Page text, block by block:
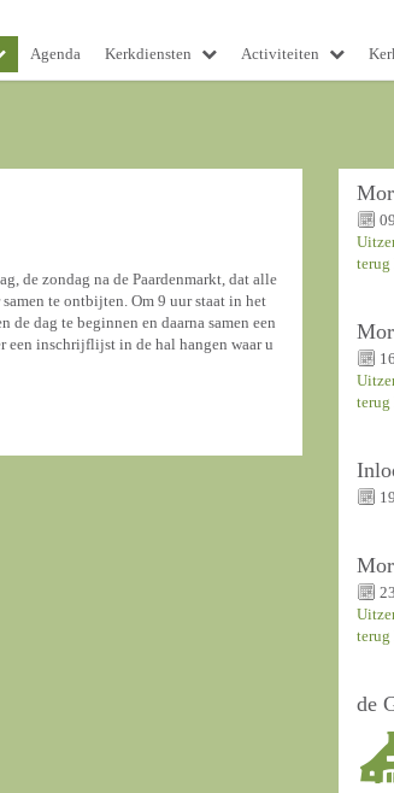
Agenda Kerkdiensten Activiteiten
de zondag na de Paardenmarkt, dat alle
te ontbijten. Om 9 uur staat in het
dag te beginnen en daarna samen een
een inschrijflijst in de hal hangen waar u
de